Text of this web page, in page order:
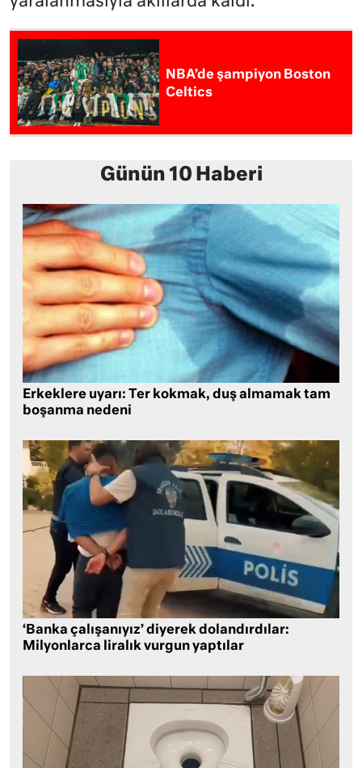
NBA’de şampiyon Boston
Celtics
Günün 10 Haberi
Erkeklere uyarı: Ter kokmak, duş almamak tam
boşanma nedeni
‘Banka çalışanıyız’ diyerek dolandırdılar:
Milyonlarca liralık vurgun yaptılar